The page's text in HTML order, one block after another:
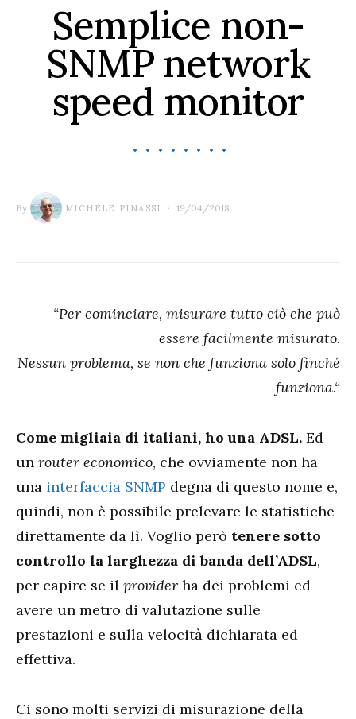
Semplice non-
SNMP network
speed monitor
By MICHELE PINASSI 19/04/2018
“Per cominciare, misurare tutto ciò che può
essere facilmente misurato.
Nessun problema, se non che funziona solo finché
funziona.“
Come migliaia di italiani, ho una ADSL. Ed
un router economico, che ovviamente non ha
una interfaccia SNMP degna di questo nome e,
quindi, non è possibile prelevare le statistiche
direttamente da lì. Voglio però tenere sotto
controllo la larghezza di banda dell’ADSL,
per capire se il provider ha dei problemi ed
avere un metro di valutazione sulle
prestazioni e sulla velocità dichiarata ed
effettiva.
Ci sono molti servizi di misurazione della